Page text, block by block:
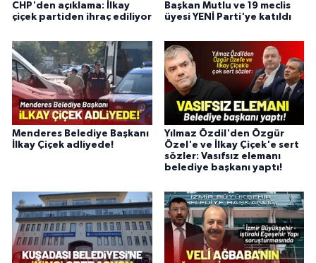
CHP'den açıklama: İlkay
çiçek partiden ihraç ediliyor
Başkan Mutlu ve 19 meclis
üyesi YENİ Parti'ye katıldı
Menderes Belediye Başkanı
İlkay Çiçek adliyede!
Yılmaz Özdil'den Özgür
Özel'e ve İlkay Çiçek'e sert
sözler: Vasıfsız elemanı
belediye başkanı yaptı!